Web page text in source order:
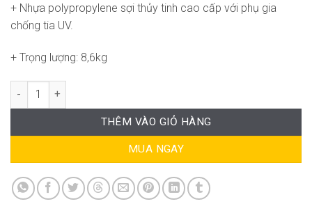
+ Nhựa polypropylene sợi thủy tinh cao cấp với phụ gia
chống tia UV.
+ Trọng lượng: 8,6kg
Bàn Combo 70 ND-WT103 số lượng
THÊM VÀO GIỎ HÀNG
MUA NGAY